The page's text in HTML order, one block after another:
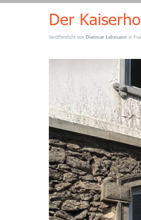
Der
Veröffentlicht von Dietmar Lehmann in